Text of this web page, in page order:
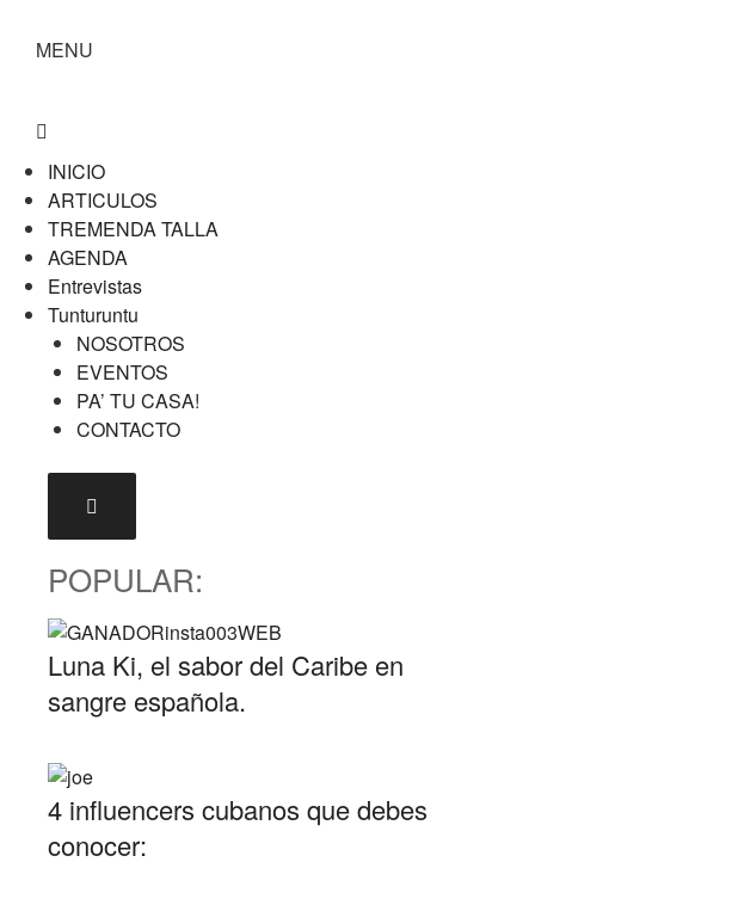
MENU
INICIO
ARTICULOS
TREMENDA TALLA
AGENDA
Entrevistas
Tunturuntu
NOSOTROS
EVENTOS
PA’ TU CASA!
CONTACTO
Menú conmutador hamburguesa
POPULAR:
Luna Ki, el sabor del Caribe en
sangre española.
4 influencers cubanos que debes
conocer: